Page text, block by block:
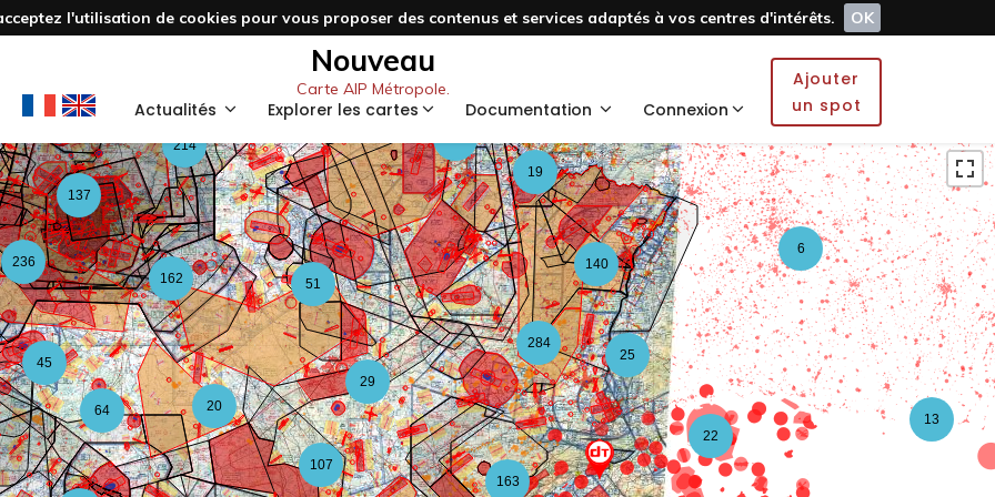
l'utilisation de cookies pour vous proposer des contenus et services adaptés à vos centres d'intérêts.
OK
Nouveau
Carte AIP Métropole.
Actualités Explorer les cartes Documentation Connexion
Ajouter
un spot
236
67
163
107
64
162
214
51
29
13
6
19
25
22
140
20
45
137
284